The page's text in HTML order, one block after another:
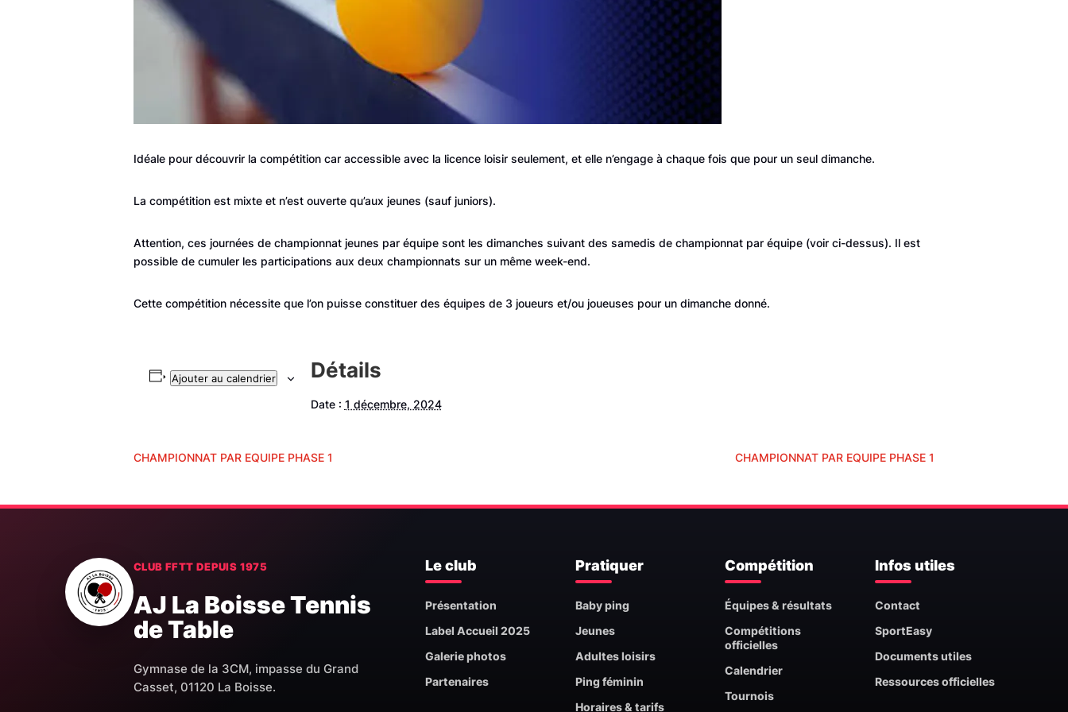
Idéale pour découvrir la compétition car accessible avec la licence loisir seulement, et elle n’engage à chaque fois que pour un seul dimanche.
La compétition est mixte et n’est ouverte qu’aux jeunes (sauf juniors).
Attention, ces journées de championnat jeunes par équipe sont les dimanches suivant des samedis de championnat par équipe (voir ci-dessus). Il est
possible de cumuler les participations aux deux championnats sur un même week-end.
Cette compétition nécessite que l’on puisse constituer des équipes de 3 joueurs et/ou joueuses pour un dimanche donné.
Ajouter au calendrier Détails
Date : 1 décembre, 2024
CHAMPIONNAT PAR EQUIPE PHASE 1 CHAMPIONNAT PAR EQUIPE PHASE 1
CLUB FFTT DEPUIS 1975
AJ La Boisse Tennis
de Table
Gymnase de la 3CM, impasse du Grand
Casset, 01120 La Boisse.
Le club
Présentation
Label Accueil 2025
Galerie photos
Partenaires
Pratiquer
Baby ping
Jeunes
Adultes loisirs
Ping féminin
Horaires & tarifs
Compétition
Équipes & résultats
Compétitions
officielles
Calendrier
Tournois
Infos utiles
Contact
SportEasy
Documents utiles
Ressources officielles